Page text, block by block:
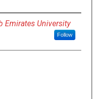
Emirates University
Follow